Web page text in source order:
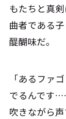
もたちと真
曲者である
醍醐味だ。
「あるファ
でるんです
吹きながら